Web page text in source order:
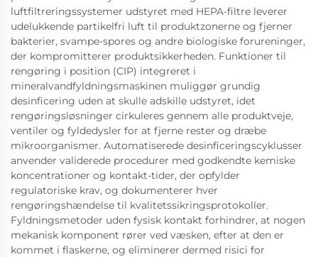
luftfiltreringssystemer udstyret med HEPA-filtre leverer
udelukkende partikelfri luft til produktzonerne og fjerner
bakterier, svampe-spores og andre biologiske forureninger,
der kompromitterer produktsikkerheden. Funktioner til
rengøring i position (CIP) integreret i
mineralvandfyldningsmaskinen muliggør grundig
desinficering uden at skulle adskille udstyret, idet
rengøringsløsninger cirkuleres gennem alle produktveje,
ventiler og fyldedysler for at fjerne rester og dræbe
mikroorganismer. Automatiserede desinficeringscyklusser
anvender validerede procedurer med godkendte kemiske
koncentrationer og kontakt-tider, der opfylder
regulatoriske krav, og dokumenterer hver
rengøringshændelse til kvalitetssikringsprotokoller.
Fyldningsmetoder uden fysisk kontakt forhindrer, at nogen
mekanisk komponent rører ved væsken, efter at den er
kommet i flaskerne, og eliminerer dermed risici for